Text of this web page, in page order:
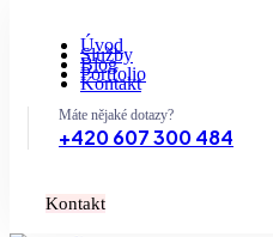
Úvod
Služby
Blog
Portfolio
Kontakt
Máte nějaké dotazy?
+420 607 300 484
Kontakt